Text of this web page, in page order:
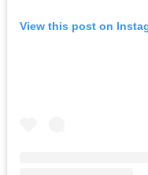
View this post on